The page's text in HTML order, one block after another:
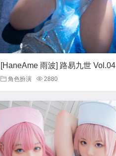
[HaneAme 雨波] 路易九世 Vol.04
角色扮演 2880